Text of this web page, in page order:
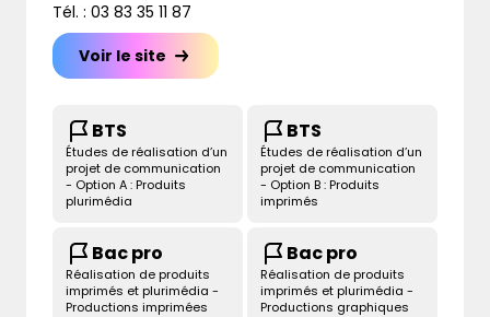
Tél. : 03 83 35 11 87
Voir le site
BTS
Études de réalisation d’un
projet de communication
- Option A : Produits
plurimédia
BTS
Études de réalisation d’un
projet de communication
- Option B : Produits
imprimés
Bac pro
Réalisation de produits
imprimés et plurimédia -
Productions imprimées
Bac pro
Réalisation de produits
imprimés et plurimédia -
Productions graphiques